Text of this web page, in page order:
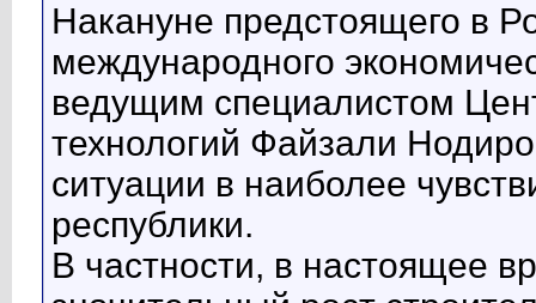
Накануне предстоящего в
международного
ведущим специалистом
технологий Файзали
ситуации в наиболее
республики.
В частности, в настоящее